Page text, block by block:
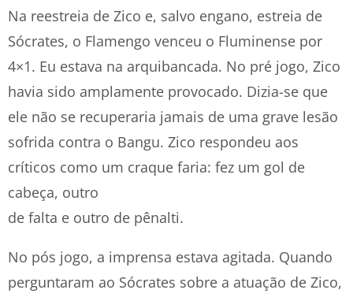
Na reestreia de Zico e, salvo engano, estreia de
Sócrates, o Flamengo venceu o Fluminense por
4×1. Eu estava na arquibancada. No pré jogo, Zico
havia sido amplamente provocado. Dizia-se que
ele não se recuperaria jamais de uma grave lesão
sofrida contra o Bangu. Zico respondeu aos
críticos como um craque faria: fez um gol de
cabeça, outro
de falta e outro de pênalti.
No pós jogo, a imprensa estava agitada. Quando
perguntaram ao Sócrates sobre a atuação de Zico,